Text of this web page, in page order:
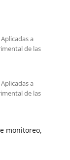
a
de las
a
de las
monitoreo,